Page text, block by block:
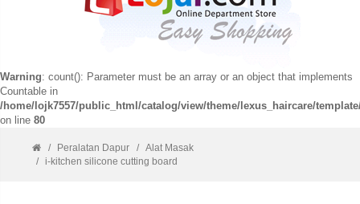
Warning: count(): Parameter must be an array or an object that implements
Countable in
/home/lojk7557/public_html/catalog/view/theme/lexus_haircare/
on line 80
Peralatan Dapur
Alat Masak
i-kitchen silicone cutting board